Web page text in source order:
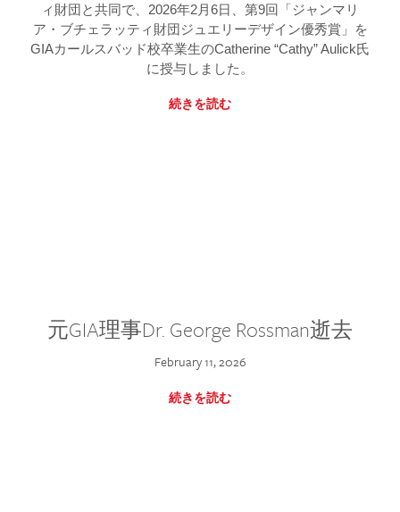
ィ財団と共同で、2026年2月6日、第9回「ジャンマリ
ア・ブチェラッティ財団ジュエリーデザイン優秀賞」を
GIAカールスバッド校卒業生のCatherine “Cathy” Aulick氏
に授与しました。
続きを読む
元GIA理事Dr. George Rossman逝去
February 11, 2026
続きを読む